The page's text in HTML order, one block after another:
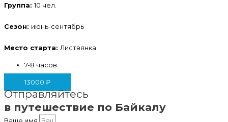
Группа: 10 чел.
Сезон: июнь-сентябрь
Место старта:Листвянка
7-8 часов
13000 ₽
Отправляйтесь
в путешествие по Байкалу